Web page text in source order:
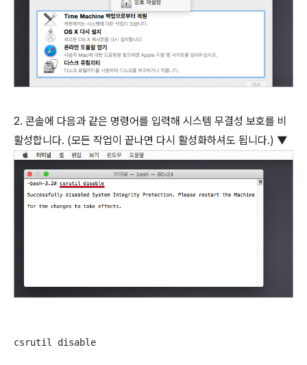
2. 콘솔에 다음과 같은 명령어를 입력해 시스템 무결성 보호를 비
활성합니다. (모든 작업이 끝나면 다시 활성화하셔도 됩니다.) ▼
csrutil disable